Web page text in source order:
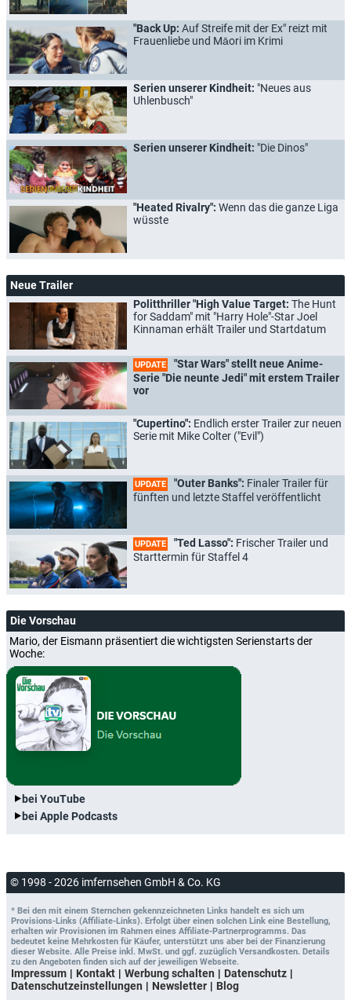
"Back Up: Auf Streife mit der Ex" reizt mit
Frauenliebe und Māori im Krimi
Serien unserer Kindheit: "Neues aus
Uhlenbusch"
Serien unserer Kindheit: "Die Dinos"
"Heated Rivalry": Wenn das die ganze Liga
wüsste
Neue Trailer
Politthriller "High Value Target: The Hunt
for Saddam" mit "Harry Hole"-Star Joel
Kinnaman erhält Trailer und Startdatum
UPDATE
"Star Wars" stellt neue Anime-
Serie "Die neunte Jedi" mit erstem Trailer
vor
"Cupertino": Endlich erster Trailer zur neuen
Serie mit Mike Colter ("Evil")
UPDATE "Outer Banks": Finaler Trailer für
fünften und letzte Staffel veröffentlicht
UPDATE "Ted Lasso": Frischer Trailer und
Starttermin für Staffel 4
Die Vorschau
Mario, der Eismann präsentiert die wichtigsten Serienstarts der
Woche:
bei YouTube
bei Apple Podcasts
© 1998 - 2026 imfernsehen GmbH & Co. KG
* Bei den mit einem Sternchen gekennzeichneten Links handelt es sich um
Provisions-Links (Affiliate-Links). Erfolgt über einen solchen Link eine Bestellung,
erhalten wir Provisionen im Rahmen eines Affiliate-Partnerprogramms. Das
bedeutet keine Mehrkosten für Käufer, unterstützt uns aber bei der Finanzierung
dieser Website. Alle Preise inkl. MwSt. und ggf. zuzüglich Versandkosten. Details
zu den Angeboten finden sich auf der jeweiligen Webseite.
Impressum Kontakt Werbung schalten
Datenschutz
Datenschutzeinstellungen
Newsletter Blog